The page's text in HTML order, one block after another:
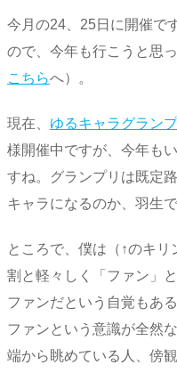
今月の24、25日に開催で
ので、今年も行こうと思
こちらへ）。
現在、 ゆるキャラグラン
様開催中ですが、今年も
すね。グランプリは既定
キャラになるのか、羽生
ところで、僕は（↑のキ
割と軽々しく「ファン」
ファンだという自覚もあ
ファンという意識が全然
端から眺めている人、傍